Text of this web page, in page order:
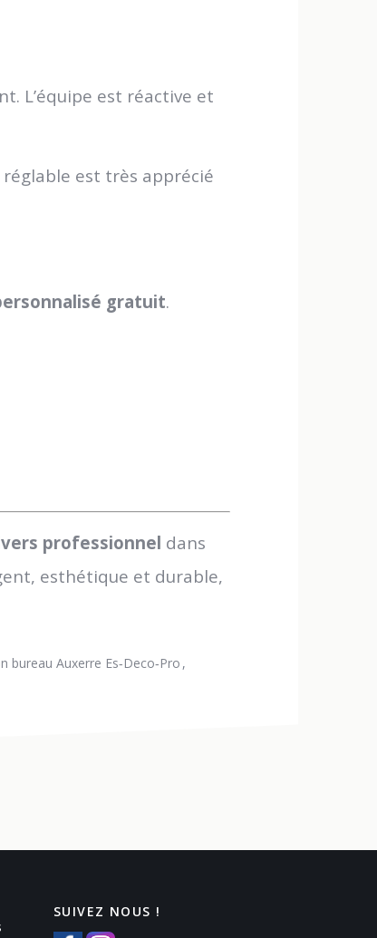
L’équipe est réactive et
est très apprécié
gratuit.
professionnel dans
esthétique et durable,
bureau Auxerre Es‑Deco‑Pro
SUIVEZ NOUS !